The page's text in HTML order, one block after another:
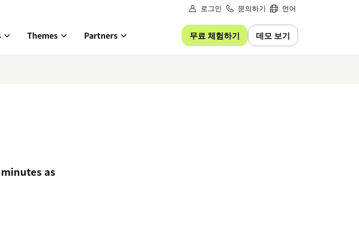
로그인 문의하기 언어
Themes Partners 무료 체험하기 데모 보기
as